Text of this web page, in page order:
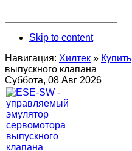
Skip to content
Навигация: Хилтек » Купить
выпускного клапана
Суббота, 08 Авг 2026